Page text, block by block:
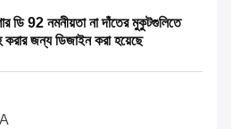
ডি 92 নমনীয়তা না দাঁতের মুকুটগুলিতে
করার জন্য ডিজাইন করা হয়েছে